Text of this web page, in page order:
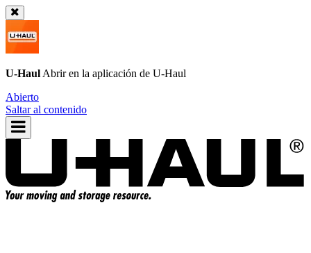
U-Haul Abrir en la aplicación de U-Haul
Abierto
Saltar al contenido